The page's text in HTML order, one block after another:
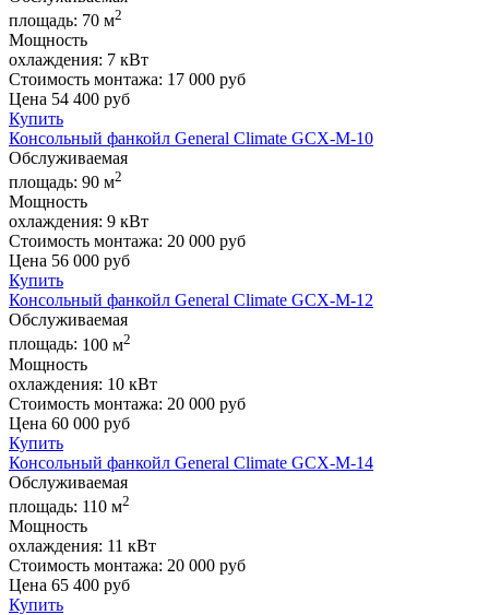
площадь: 70 м2
Мощность
охлаждения: 7 кВт
Стоимость монтажа: 17 000 руб
Цена 54 400 руб
Купить
Консольный фанкойл General Climate GCX-M-10
Обслуживаемая
площадь: 90 м2
Мощность
охлаждения: 9 кВт
Стоимость монтажа: 20 000 руб
Цена 56 000 руб
Купить
Консольный фанкойл General Climate GCX-M-12
Обслуживаемая
площадь: 100 м2
Мощность
охлаждения: 10 кВт
Стоимость монтажа: 20 000 руб
Цена 60 000 руб
Купить
Консольный фанкойл General Climate GCX-M-14
Обслуживаемая
площадь: 110 м2
Мощность
охлаждения: 11 кВт
Стоимость монтажа: 20 000 руб
Цена 65 400 руб
Купить